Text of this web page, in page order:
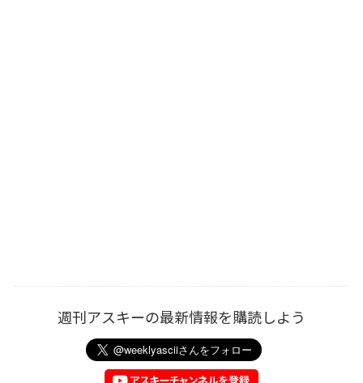
週刊アスキーの最新情報を購読しよう